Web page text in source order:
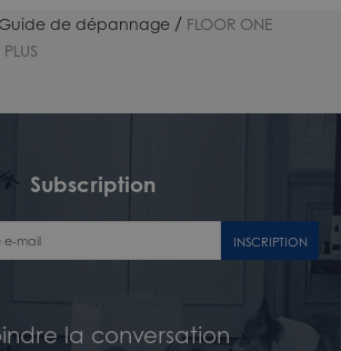
Guide de dépannage / FLOOR ONE
Subscription
INSCRIPTION
la conversation